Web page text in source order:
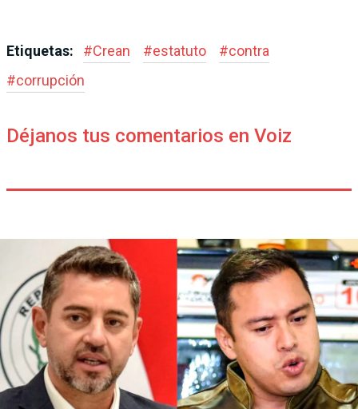
Etiquetas: #Crean #estatuto #contra
#corrupción
Déjanos tus comentarios en Voiz